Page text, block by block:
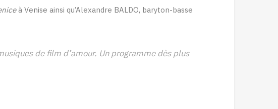
à Venise ainsi qu’Alexandre BALDO, baryton-basse
de film d’amour. Un programme dès plus